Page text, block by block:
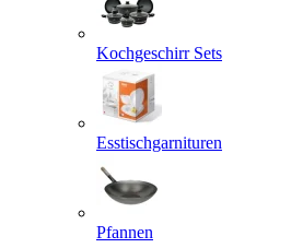
Kochgeschirr Sets
Esstischgarnituren
Pfannen